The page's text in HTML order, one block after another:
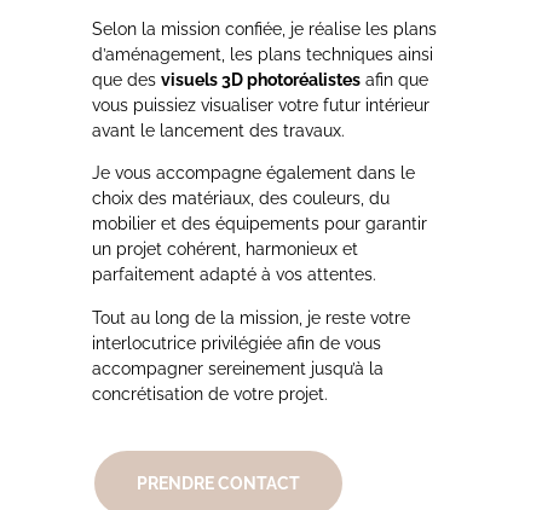
Selon la mission confiée, je réalise les plans
d’aménagement, les plans techniques ainsi
que des visuels 3D photoréalistes afin que
vous puissiez visualiser votre futur intérieur
avant le lancement des travaux.
Je vous accompagne également dans le
choix des matériaux, des couleurs, du
mobilier et des équipements pour garantir
un projet cohérent, harmonieux et
parfaitement adapté à vos attentes.
Tout au long de la mission, je reste votre
interlocutrice privilégiée afin de vous
accompagner sereinement jusqu’à la
concrétisation de votre projet.
PRENDRE CONTACT